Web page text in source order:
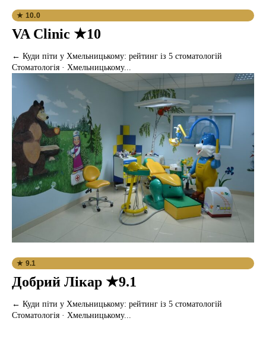
★ 10.0
VA Clinic ★10
← Куди піти у Хмельницькому: рейтинг із 5 стоматологій
Стоматологія · Хмельницькому...
★ 9.1
Добрий Лікар ★9.1
← Куди піти у Хмельницькому: рейтинг із 5 стоматологій
Стоматологія · Хмельницькому...